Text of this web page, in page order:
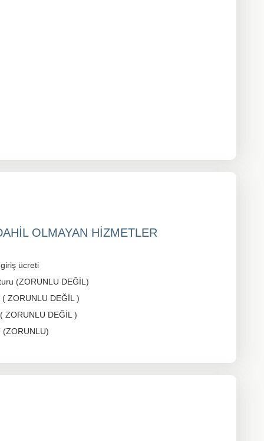
OLMAYAN HİZMETLER
ücreti
(ZORUNLU DEĞİL)
ZORUNLU DEĞİL )
ZORUNLU DEĞİL )
(ZORUNLU)